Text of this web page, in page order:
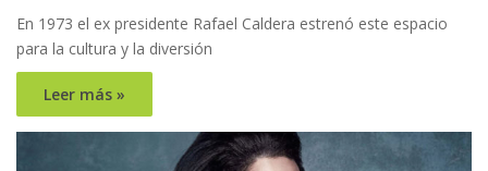
En 1973 el ex presidente Rafael Caldera estrenó este espacio
para la cultura y la diversión
Leer más »